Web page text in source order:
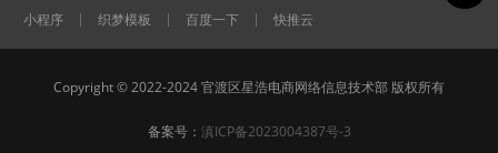
小程序
织梦模板 百度一下 快推云
Copyright © 2022-2024 官渡区星浩电商网络信息技术部 版权所有
备案号： 滇ICP备2023004387号-3